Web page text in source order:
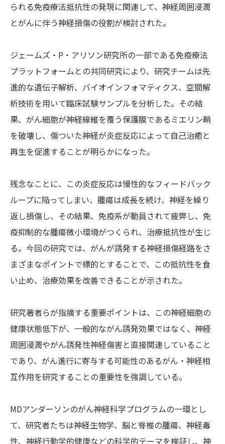
られる免疫療法抵抗性の発現に関連して、神経周囲浸潤
とがんに伴う神経損傷の役割が検討された。
ジェームズ・P・アリソン研究所の一部である免疫療法
プラットフォームとの共同研究により、研究チームは先
進的な遺伝子解析、バイオインフォマティクス、空間解
析技術を用いて臨床試験サンプルを分析した。その結
果、がん細胞が神経線維を覆う保護膜であるミエリン鞘
を破壊し、傷ついた神経が炎症反応によって自己治癒と
再生を促進することが明らかになった。
残念なことに、この炎症反応は慢性的なフィードバック
ループに陥ってしまい、腫瘍は成長を続け、神経を繰り
返し損傷し、その結果、免疫系が動員されて疲弊し、免
疫抑制的な腫瘍微小環境がつくられ、治療抵抗性が生じ
る。今回の研究では、がんが誘発する神経損傷経路をさ
まざまなポイントで標的とすることで、この抵抗性を食
い止め、治療効果を改善できることが示された。
研究著者らが指摘する重要ポイントは、この神経細胞の
健康状態低下が、一般的ながん誘発効果ではなく、神経
周囲浸潤やがん誘発性神経傷害と直接関連していること
であり、がん進行に寄与する可能性のあるがん・神経相
互作用を研究することの重要性を強調している。
MDアンダーソンのがん神経科学プログラムの一環とし
て、研究者たちは神経生物学、脳と脊椎の腫瘍、神経毒
性、神経行動学的健康などの科学的テーマを検証し、神